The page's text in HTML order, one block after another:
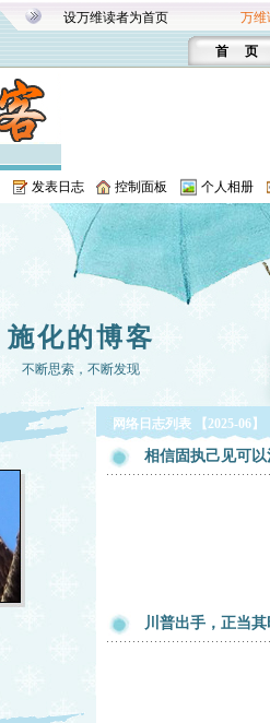
设万维读者为首页 万维
首 页
发表日志 控制面板 个人相册
施化的博客
不断思索，不断发现
网络日志列表 【2025-06】
相信固执己见可以
川普出手，正当其